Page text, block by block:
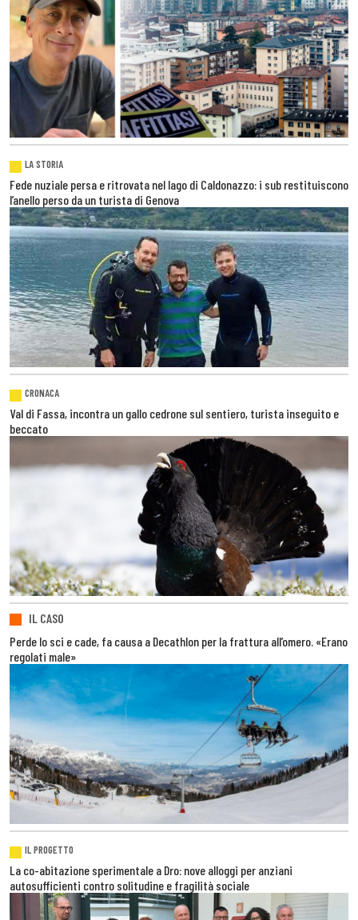
LA STORIA
Fede nuziale persa e ritrovata nel lago di Caldonazzo: i sub restituiscono
l’anello perso da un turista di Genova
CRONACA
Val di Fassa, incontra un gallo cedrone sul sentiero, turista inseguito e
beccato
IL CASO
Perde lo sci e cade, fa causa a Decathlon per la frattura all’omero. «Erano
regolati male»
IL PROGETTO
La co-abitazione sperimentale a Dro: nove alloggi per anziani
autosufficienti contro solitudine e fragilità sociale